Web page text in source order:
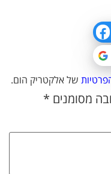
של אלקטריק הום.
מסומנים *